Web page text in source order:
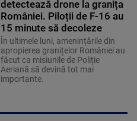
detectează drone la granița
României. Piloții de F-16 au
15 minute să decoleze
În ultimele luni, amenințările din
apropierea granițelor României au
făcut ca misiunile de Poliție
Aeriană să devină tot mai
importante.